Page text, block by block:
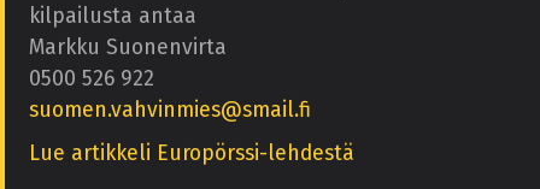
kilpailusta antaa
Markku Suonenvirta
0500 526 922
suomen.vahvinmies@smail.fi
Lue artikkeli Europörssi-lehdestä